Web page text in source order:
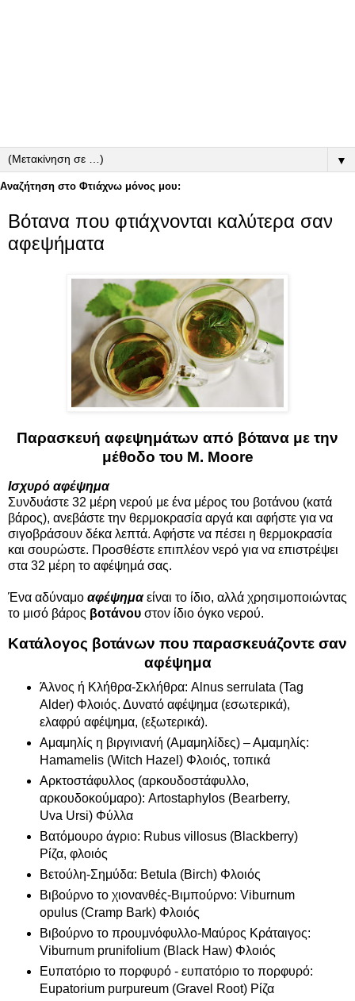
▼
Αναζήτηση στο Φτιάχνω μόνος μου:
Βότανα που φτιάχνονται καλύτερα σαν
αφεψήματα
Παρασκευή αφεψημάτων από βότανα με την
μέθοδο του M. Moore
Ισχυρό αφέψημα
Συνδυάστε 32 μέρη νερού με ένα μέρος του βοτάνου (κατά
βάρος), ανεβάστε την θερμοκρασία αργά και αφήστε για να
σιγοβράσουν δέκα λεπτά. Αφήστε να πέσει η θερμοκρασία
και σουρώστε. Προσθέστε επιπλέον νερό για να επιστρέψει
στα 32 μέρη το αφέψημά σας.
Ένα αδύναμο αφέψημαείναι το ίδιο, αλλά χρησιμοποιώντας
το μισό βάρος βοτάνου στον ίδιο όγκο νερού.
Κατάλογος βοτάνων που παρασκευάζοντε σαν
αφέψημα
Άλνος ή Κλήθρα-Σκλήθρα: Alnus serrulata (Tag
Alder) Φλοιός. Δυνατό αφέψημα (εσωτερικά),
ελαφρύ αφέψημα, (εξωτερικά).
Αμαμηλίς η βιργινιανή (Αμαμηλίδες) – Αμαμηλίς:
Hamamelis (Witch Hazel) Φλοιός, τοπικά
Αρκτοστάφυλλος (αρκουδοστάφυλλο,
αρκουδοκούμαρο): Artostaphylos (Bearberry,
Uva Ursi) Φύλλα
Βατόμουρο άγριο: Rubus villosus (Blackberry)
Ρίζα, φλοιός
Βετούλη-Σημύδα: Betula (Birch) Φλοιός
Βιβούρνο το χιονανθές-Βιμπούρνο: Viburnum
opulus (Cramp Bark) Φλοιός
Βιβούρνο το προυμνόφυλλο-Μαύρος Κράταιγος:
Viburnum prunifolium (Black Haw) Φλοιός
Ευπατόριο το πορφυρό - ευπατόριο το πορφυρό:
Eupatorium purpureum (Gravel Root) Ρίζα